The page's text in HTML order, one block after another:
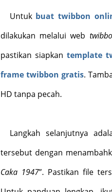
Untuk buat twibbon
dilakukan melalui web
pastikan siapkan template
frame twibbon gratis.
HD tanpa pecah.
Langkah selanjutnya
tersebut dengan
Caka 1947”. Pastikan file